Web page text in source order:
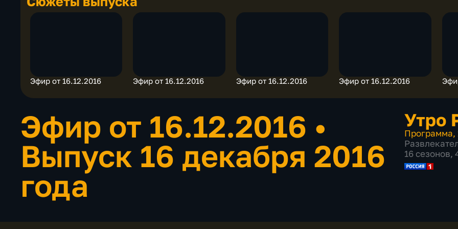
Эфир от 16.12.2016 Эфир от 16.12.2016 Эфир от 16.12.2016 Эфир от 16.12.2016
Эфир от 16.12.2016 •
Выпуск 16 декабря 2016
года
Утро
Программа,
16 сезонов,